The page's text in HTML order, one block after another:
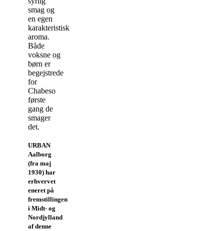
smag og
en egen
karakteristisk
aroma.
Både
voksne og
børn er
begejstrede
for
Chabeso
første
gang de
smager
det.
URBAN
Aalborg
(fra maj
1930) har
erhvervet
eneret på
fremstillingen
i Midt- og
Nordjylland
af denne